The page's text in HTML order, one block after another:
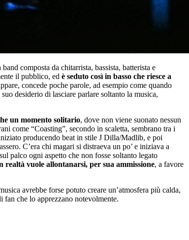
composta da chitarrista, bassista, batterista e
il pubblico, ed è seduto così in basso che riesce a
concede poche parole, ad esempio come quando
desiderio di lasciare parlare soltanto la musica,
un momento solitario, dove non viene suonato nessun
come “Coasting”, secondo in scaletta, sembrano tra i
producendo beat in stile J Dilla/Madlib, e poi
C’era chi magari si distraeva un po’ e iniziava a
palco ogni aspetto che non fosse soltanto legato
vuole allontanarsi, per sua ammissione, a favore
avrebbe forse potuto creare un’atmosfera più calda,
che lo apprezzano notevolmente.